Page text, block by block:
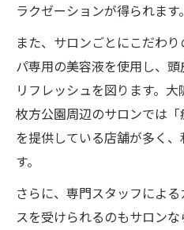
ラクゼーションが得られます。
また、サロンごとにこだわ
パ専用の美容液を使用し、
リフレッシュを図ります。
枚方公園周辺のサロンでは
を提供している店舗が多く
す。
さらに、専門スタッフによ
スを受けられるのもサロン